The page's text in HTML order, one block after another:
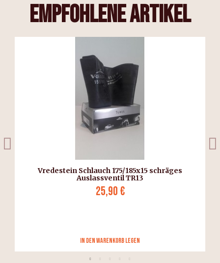
empfohlene Artikel
Vredestein Schlauch 175/185x15 schräges
Auslassventil TR13
25,90 €
in den Warenkorb legen